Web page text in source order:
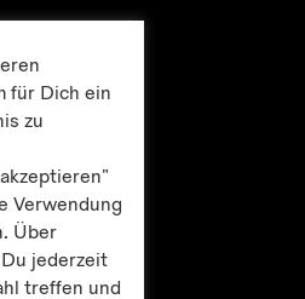
für Dich ein
zu
Verwendung
Über
jederzeit
treffen und